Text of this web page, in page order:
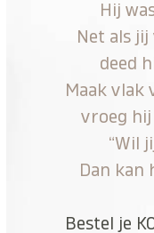
Hij
Net als
deed
Maak vlak
vroeg hij
“Wil
Dan kan
Bestel je